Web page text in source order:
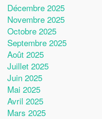
Décembre 2025
Novembre 2025
Octobre 2025
Septembre 2025
Août 2025
Juillet 2025
Juin 2025
Mai 2025
Avril 2025
Mars 2025